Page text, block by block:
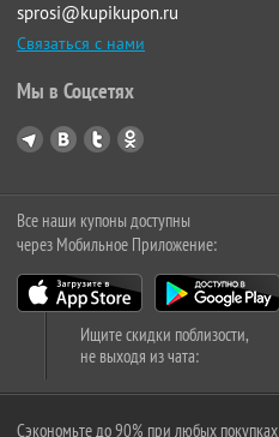
sprosi@kupikupon.ru
Связаться с нами
Мы в Соцсетях
Все наши купоны доступны
через Мобильное Приложение:
Ищите скидки поблизости,
не выходя из чата:
Сэкономьте до 90% при любых покупках